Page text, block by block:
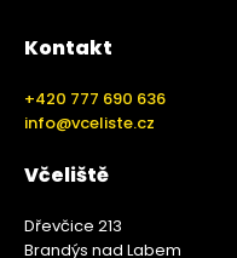
Kontakt
+420 777 690 636
info@vceliste.cz
Včeliště
Dřevčice 213
Brandýs nad Labem